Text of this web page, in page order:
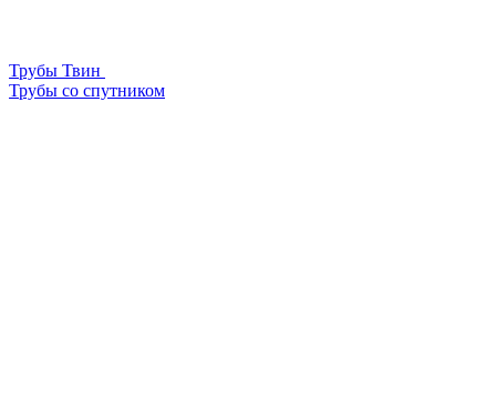
Трубы Твин
Трубы со спутником